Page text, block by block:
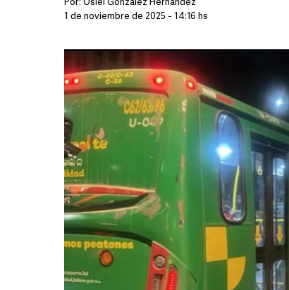
Por: Osiel González Hernández
1 de noviembre de 2025 - 14:16 hs